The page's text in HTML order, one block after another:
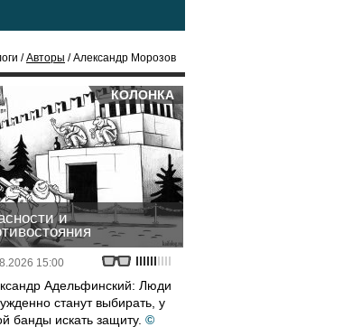
/Авторы / Александр Морозов
КОЛОНКА
и
15:00
Адельфинский: Люди
станут выбирать, у
банды искать защиту. ©